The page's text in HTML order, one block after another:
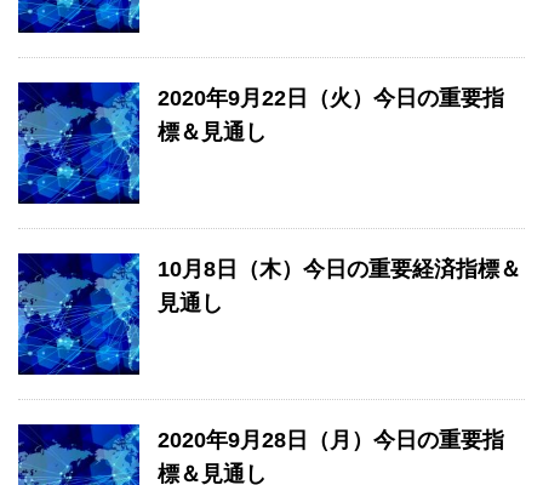
2020年9月22日（火）今日の重要指
標＆見通し
10月8日（木）今日の重要経済指標＆
見通し
2020年9月28日（月）今日の重要指
標＆見通し